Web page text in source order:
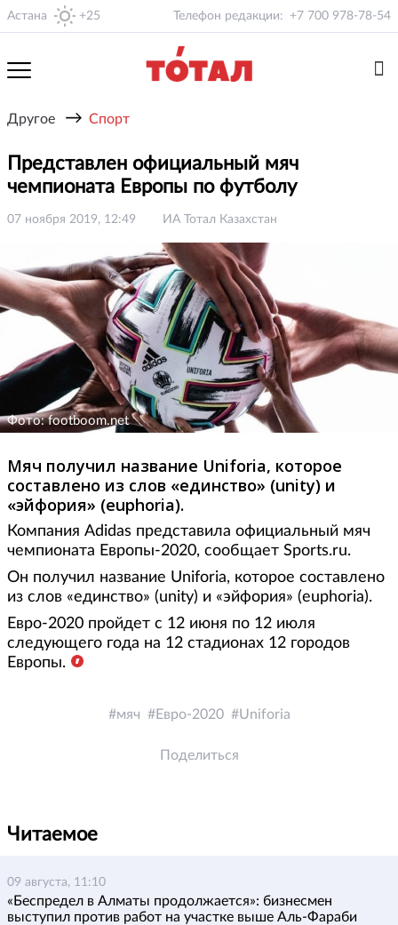
Астана +25 Телефон редакции: +7 700 978-78-54
Другое → Спорт
Представлен официальный мяч
чемпионата Европы по футболу
07 ноября 2019, 12:49 ИА Тотал Казахстан
Фото: footboom.net
Мяч получил название Uniforia, которое
составлено из слов «единство» (unity) и
«эйфория» (euphoria).
Компания Adidas представила официальный мяч
чемпионата Европы-2020, сообщает Sports.ru.
Он получил название Uniforia, которое составлено
из слов «единство» (unity) и «эйфория» (euphoria).
Евро-2020 пройдет с 12 июня по 12 июля
следующего года на 12 стадионах 12 городов
Европы.
мяч Евро-2020 Uniforia
Поделиться
Читаемое
09 августа, 11:10
«Беспредел в Алматы продолжается»: бизнесмен
выступил против работ на участке выше Аль-Фараби